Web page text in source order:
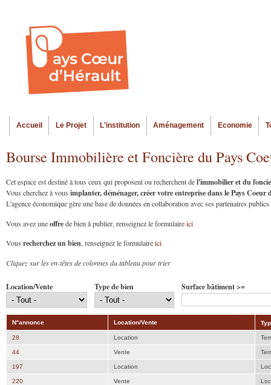
Menu principal
Accueil Le Projet L'institution Aménagement Economie
Bourse Immobilière et Foncière du Pays
Cet espace est destiné à tous ceux qui proposent ou recherchent del'immobilier et du
Vous cherchez à vous implanter, déménager, créer votre entreprise dans le Pays
L'agence économique gère une base de données en collaboration avec ses partenaires
Vous avez uneoffrede bien à publier, renseignez le formulaireici
Vous recherchez un bien, renseignez le formulaireici
Cliquez sur les en-têtes de colonnes du tableau pour trier
Location/Vente Type de bien Surface bâtiment >=
N°annonce Location/Vente
28 Location
44 Vente
197 Location
220 Vente